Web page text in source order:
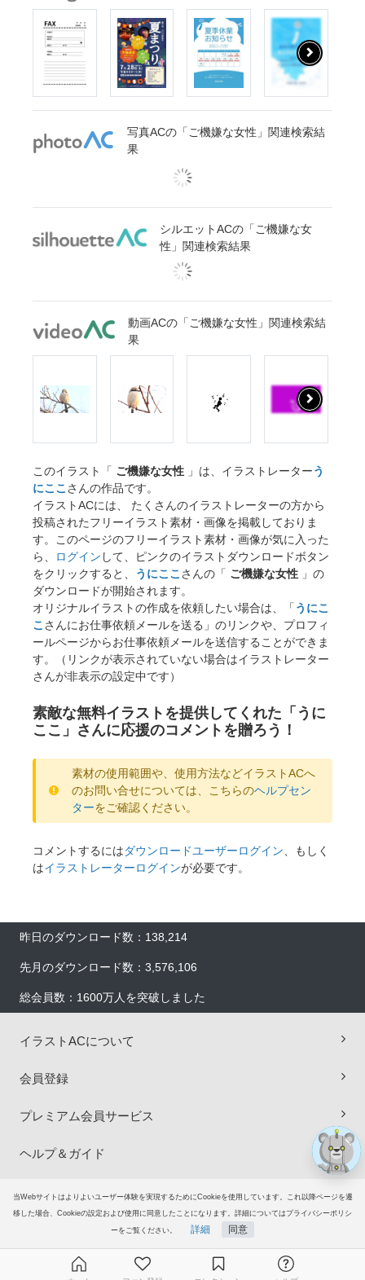
当Webサイトはよりよいユーザー体験を実現するためにCookieを使用しています。これ以降ページを遷
移した場合、Cookieの設定および使用に同意したことになります。詳細についてはプライバシーポリシ
ーをご覧ください。 詳細 同意
写真ACの「ご機嫌な女性」関連検索結
果
シルエットACの「ご機嫌な女
性」関連検索結果
動画ACの「ご機嫌な女性」関連検索結
果
このイラスト「 ご機嫌な女性 」は、イラストレーターう
にここ さんの作品です。
イラストACには、 たくさんのイラストレーターの方から
投稿されたフリーイラスト素材・画像を掲載しておりま
す。このページのフリーイラスト素材・画像が気に入った
ら、
ログイン して、ピンクのイラストダウンロードボタン
をクリックすると、
うにここ さんの「 ご機嫌な女性 」の
ダウンロードが開始されます。
オリジナルイラストの作成を依頼したい場合は、「 うにこ
こ さんにお仕事依頼メールを送る」のリンクや、プロフィ
ールページからお仕事依頼メールを送信することができま
す。（リンクが表示されていない場合はイラストレーター
さんが非表示の設定中です）
素敵な無料イラストを提供してくれた「うに
ここ」さんに応援のコメントを贈ろう！
素材の使用範囲や、使用方法などイラストACへ
のお問い合せについては、こちらのヘルプセン
ターをご確認ください。
コメントするにはダウンロードユーザーログイン 、もしく
はイラストレーターログインが必要です。
昨日のダウンロード数：138,214
先月のダウンロード数：3,576,106
総会員数：1600万人を突破しました
イラストACについて
会員登録
プレミアム会員サービス
ヘルプ＆ガイド
グループサイト
ご意見・ご要望
© 2006-2026 イラストAC